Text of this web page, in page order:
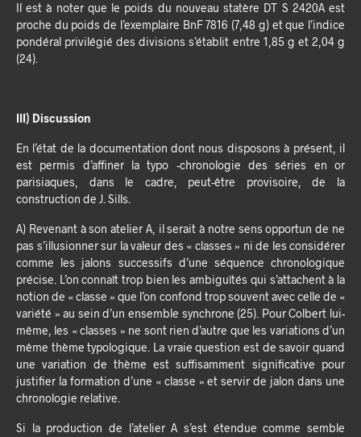
Il est à noter que le poids du nouveau statère DT S 2420A est
proche du poids de l’exemplaire BnF 7816 (7,48 g) et que l’indice
pondéral privilégié des divisions s’établit entre 1,85 g et 2,04 g
(24).
III) Discussion
En l’état de la documentation dont nous disposons à présent, il
est permis d’affiner la typo -chronologie des séries en or
parisiaques, dans le cadre, peut-être provisoire, de la
construction de J. Sills.
A) Revenant à son atelier A, il serait à notre sens opportun de ne
pas s’illusionner sur la valeur des « classes » ni de les considérer
comme les jalons successifs d’une séquence chronologique
précise. L’on connaît trop bien les ambiguïtés qui s’attachent à la
notion de « classe » que l’on confond trop souvent avec celle de «
variété » au sein d’un ensemble synchrone (25). Pour Colbert lui-
même, les « classes » ne sont rien d’autre que les variations d’un
même thème typologique. La vraie question est de savoir quand
une variation de thème est suffisamment significative pour
justifier la formation d’une « classe » et servir de jalon dans une
chronologie relative.
Si la production de l’atelier A s’est étendue comme semble